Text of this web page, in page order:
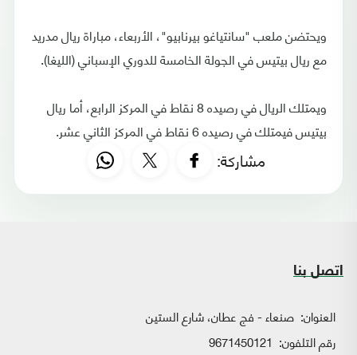
ويحتضن ملعب "سانتياغو بيرنابيو"، الأربعاء، مباراة ريال مدريد
مع ريال بيتيس في الجولة الخامسة للدوري الإسباني (الليغا).
ويمتلك الريال في رصيده 8 نقاط في المركز الرابع، أما ريال
بيتيس فيمتلك في رصيده 6 نقاط في المركز الثاني عشر.
مشاركة:
اتصل بنا
العنوان: صنعاء - فج عطان، شارع الستين
رقم التلفون: 9671450121